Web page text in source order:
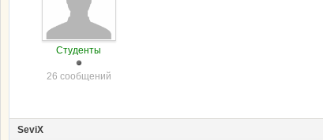
Студенты
26 сообщений
SeviX